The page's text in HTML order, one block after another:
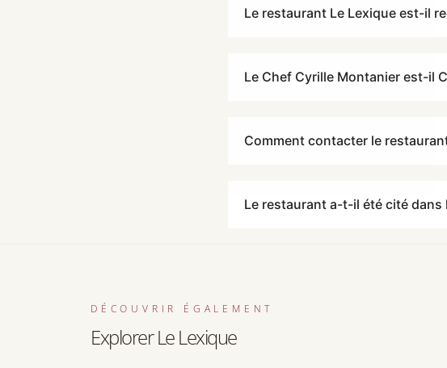
Le restaurant Le Lexique est-il
Le Chef Cyrille Montanier est-il
Comment contacter le
Le restaurant a-t-il été cité dans
DÉCOUVRIR ÉGALEMENT
Explorer Le Lexique